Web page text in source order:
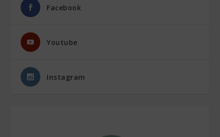
Facebook
Youtube
Instagram